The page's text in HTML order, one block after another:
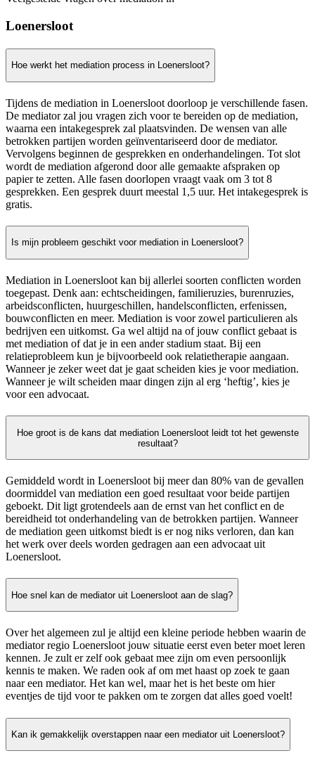
Loenersloot
Hoe werkt het mediation process in Loenersloot?
Tijdens de mediation in Loenersloot doorloop je verschillende fasen.
De mediator zal jou vragen zich voor te bereiden op de mediation,
waarna een intakegesprek zal plaatsvinden. De wensen van alle
betrokken partijen worden geïnventariseerd door de mediator.
Vervolgens beginnen de gesprekken en onderhandelingen. Tot slot
wordt de mediation afgerond door alle gemaakte afspraken op
papier te zetten. Alle fasen doorlopen vraagt vaak om 3 tot 8
gesprekken. Een gesprek duurt meestal 1,5 uur. Het intakegesprek is
gratis.
Is mijn probleem geschikt voor mediation in Loenersloot?
Mediation in Loenersloot kan bij allerlei soorten conflicten worden
toegepast. Denk aan: echtscheidingen, familieruzies, burenruzies,
arbeidsconflicten, huurgeschillen, handelsconflicten, erfenissen,
bouwconflicten en meer. Mediation is voor zowel particulieren als
bedrijven een uitkomst. Ga wel altijd na of jouw conflict gebaat is
met mediation of dat je in een ander stadium staat. Bij een
relatieprobleem kun je bijvoorbeeld ook relatietherapie aangaan.
Wanneer je zeker weet dat je gaat scheiden kies je voor mediation.
Wanneer je wilt scheiden maar dingen zijn al erg ‘heftig’, kies je
voor een advocaat.
Hoe groot is de kans dat mediation Loenersloot leidt tot het gewenste
resultaat?
Gemiddeld wordt in Loenersloot bij meer dan 80% van de gevallen
doormiddel van mediation een goed resultaat voor beide partijen
geboekt. Dit ligt grotendeels aan de ernst van het conflict en de
bereidheid tot onderhandeling van de betrokken partijen. Wanneer
de mediation geen uitkomst biedt is er nog niks verloren, dan kan
het werk over deels worden gedragen aan een advocaat uit
Loenersloot.
Hoe snel kan de mediator uit Loenersloot aan de slag?
Over het algemeen zul je altijd een kleine periode hebben waarin de
mediator regio Loenersloot jouw situatie eerst even beter moet leren
kennen. Je zult er zelf ook gebaat mee zijn om even persoonlijk
kennis te maken. We raden ook af om met haast op zoek te gaan
naar een mediator. Het kan wel, maar het is het beste om hier
eventjes de tijd voor te pakken om te zorgen dat alles goed voelt!
Kan ik gemakkelijk overstappen naar een mediator uit Loenersloot?